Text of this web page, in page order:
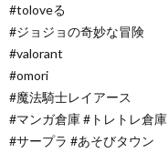
#toloveる
#ジョジョの奇妙な冒険
#valorant
#omori
#魔法騎士レイアース
#マンガ倉庫 #トレトレ倉庫
#サープラ #あそびタウン